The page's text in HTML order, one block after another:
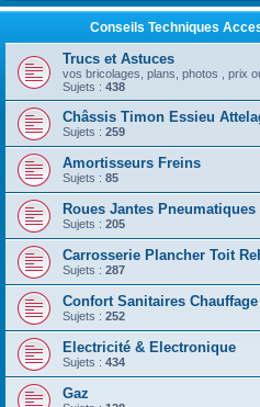
Conseils Techniques
Trucs et Astuces
vos bricolages, plans, photos , prix
Sujets : 438
Châssis Timon Essieu
Sujets : 259
Amortisseurs Freins
Sujets : 85
Roues Jantes Pneumatiques
Sujets : 205
Carrosserie Plancher Toit
Sujets : 287
Confort Sanitaires
Sujets : 252
Electricité & Electronique
Sujets : 434
Gaz